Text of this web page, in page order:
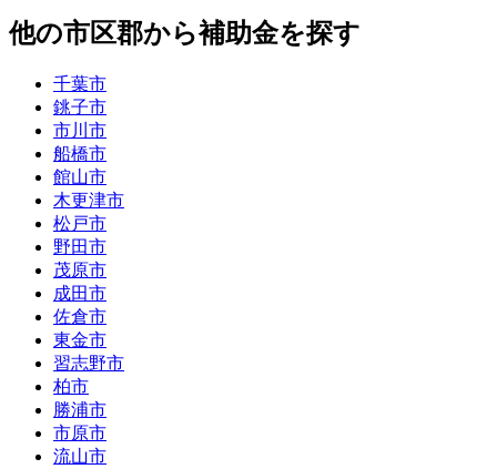
他の市区郡から補助金を探す
千葉市
銚子市
市川市
船橋市
館山市
木更津市
松戸市
野田市
茂原市
成田市
佐倉市
東金市
習志野市
柏市
勝浦市
市原市
流山市